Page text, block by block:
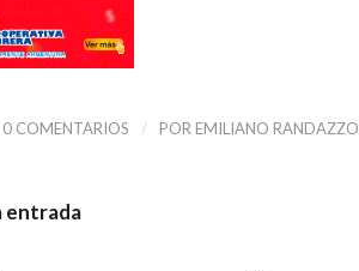
0 COMENTARIOS / POR EMILIANO RANDAZZO
entrada